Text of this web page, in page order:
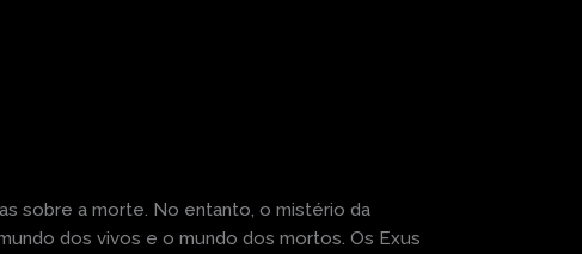
sobre a morte. No entanto, o mistério da
dos vivos e o mundo dos mortos. Os Exus